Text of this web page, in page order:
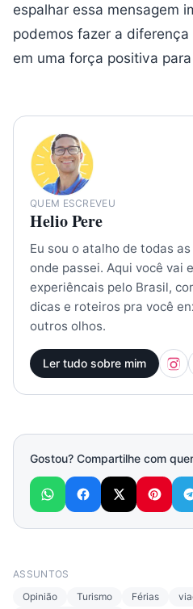
espalhar essa mensagem
podemos fazer a
em uma força positiva
QUEM ESCREVEU
Helio Pere
Eu sou o atalho de todas
onde passei. Aqui você vai
experiêncais pelo Brasil,
dicas e roteiros pra você
outros olhos.
Ler tudo sobre mim
Gostou? Compartilhe com
ASSUNTOS
Opinião
Turismo Férias